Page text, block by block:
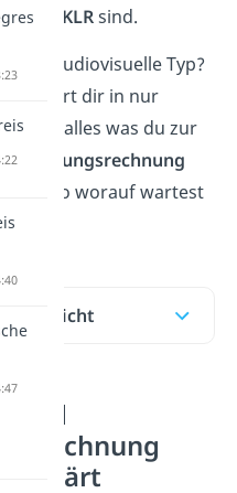
der KLRsind.
der audiovisuelle Typ?
erklärt dir in nur
alles was du zur
Leistungsrechnung
Also worauf wartest
und
erklärt